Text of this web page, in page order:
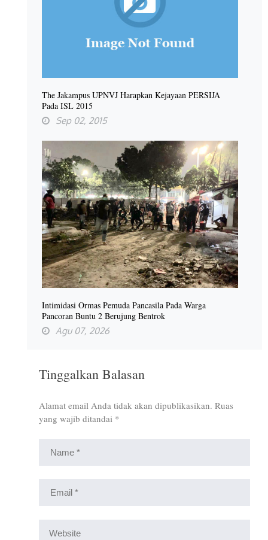
The Jakampus UPNVJ Harapkan Kejayaan PERSIJA
Pada ISL 2015
Sep 02, 2015
Intimidasi Ormas Pemuda Pancasila Pada Warga
Pancoran Buntu 2 Berujung Bentrok
Agu 07, 2026
Tinggalkan Balasan
Alamat email Anda tidak akan dipublikasikan. Ruas
yang wajib ditandai *